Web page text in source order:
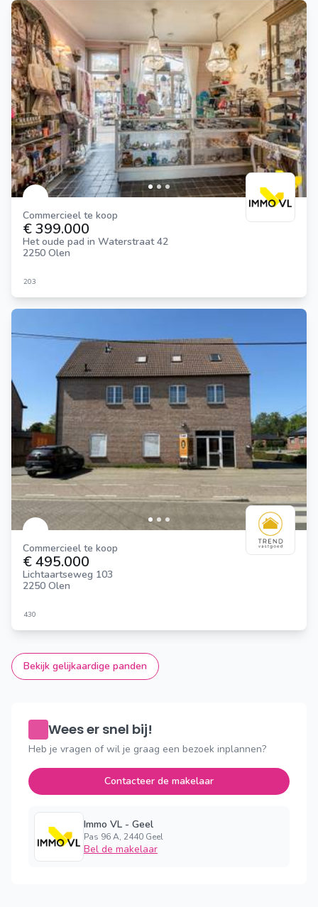
Commercieel te koop
€ 399.000
Het oude pad in Waterstraat 42
2250 Olen
203
Commercieel te koop
€ 495.000
Lichtaartseweg 103
2250 Olen
430
Bekijk gelijkaardige panden
Wees er snel bij!
Heb je vragen of wil je graag een bezoek inplannen?
Contacteer de makelaar
Immo VL - Geel
Pas 96 A, 2440 Geel
Bel de makelaar